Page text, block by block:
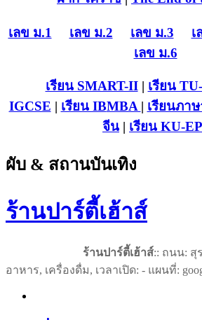
เลข ม.1 เลข ม.2 เลข ม.3 เ
เลข ม.6
เรียน SMART-II| เรียน
IGCSE | เรียน IBMBA | เรียนภา
จีน | เรียน KU-
ผับ & สถานบันเทิง
ร้านปาร์ตี้เฮ้าส์
ร้านปาร์ตี้เฮ้าส์:: ถนน: สุ
อาหาร, เครื่องดื่ม, เวลาเปิด: - แผนที่: